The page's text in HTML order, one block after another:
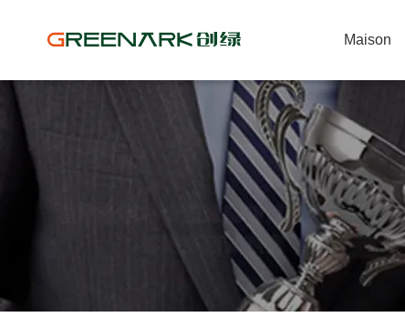
Maison